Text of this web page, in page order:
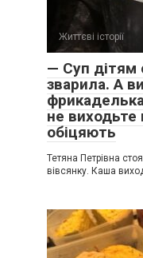
Життєві історії
— Суп дітям
зварила. А
не
обіцяють
Тетяна Петрівна
вівсянку. Каша